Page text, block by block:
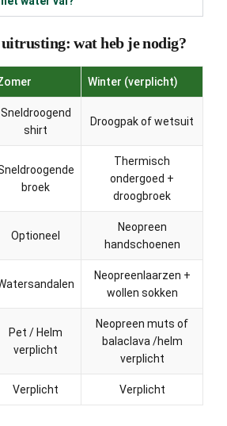
wat heb je nodig?
Winter (verplicht)
Sneldroogend
shirt
Droogpak of wetsuit
broek
Thermisch
ondergoed +
droogbroek
Optioneel
Neopreen
handschoenen
Neopreenlaarzen +
wollen sokken
Pet / Helm
verplicht
Neopreen muts of
balaclava /helm
verplicht
Verplicht Verplicht